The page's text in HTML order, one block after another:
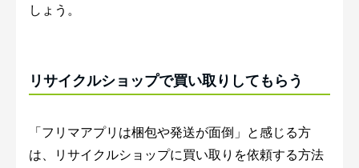
しょう。
リサイクルショップで買い取りしてもらう
「フリマアプリは梱包や発送が面倒」と感じる方
は、リサイクルショップに買い取りを依頼する方法